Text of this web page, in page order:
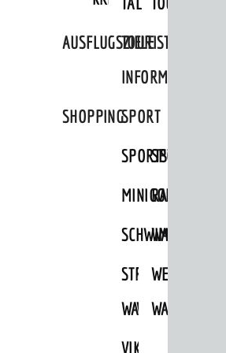
AUSFLUGSZIELE
TOURIST
INFORMATION
SHOPPINGSPORT
SPORTSTÄTTEN
MINIGOLFRADFAHREN
SCHWIMMEN
STRANDBAD
WAIDSEE
TSG
VIKTOR-
WANDERN
WEINHEIMER